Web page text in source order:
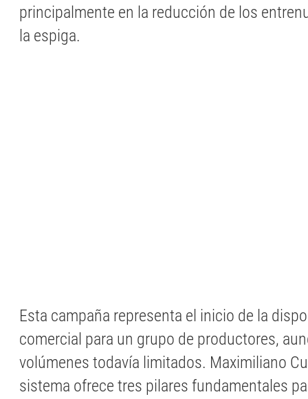
principalmente en la reducción de los
la espiga.
Esta campaña representa el inicio de la
comercial para un grupo de productores,
volúmenes todavía limitados. Maximiliano
sistema ofrece tres pilares fundamentales